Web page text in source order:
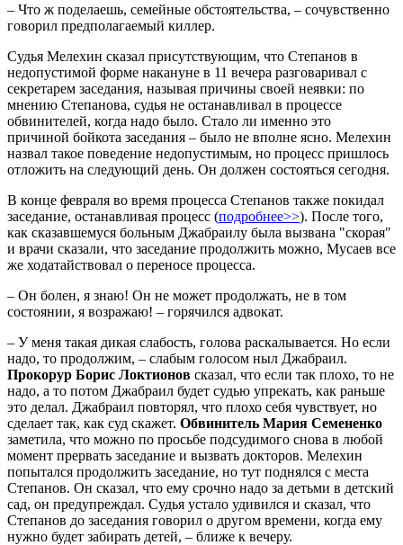
– Что ж поделаешь, семейные обстоятельства, – сочувственно
говорил предполагаемый киллер.
Судья Мелехин сказал присутствующим, что Степанов в
недопустимой форме накануне в 11 вечера разговаривал с
секретарем заседания, называя причины своей неявки: по
мнению Степанова, судья не останавливал в процессе
обвинителей, когда надо было. Стало ли именно это
причиной бойкота заседания – было не вполне ясно. Мелехин
назвал такое поведение недопустимым, но процесс пришлось
отложить на следующий день. Он должен состояться сегодня.
В конце февраля во время процесса Степанов также покидал
заседание, останавливая процесс (подробнее>>). После того,
как сказавшемуся больным Джабраилу была вызвана "скорая"
и врачи сказали, что заседание продолжить можно, Мусаев все
же ходатайствовал о переносе процесса.
– Он болен, я знаю! Он не может продолжать, не в том
состоянии, я возражаю! – горячился адвокат.
– У меня такая дикая слабость, голова раскалывается. Но если
надо, то продолжим, – слабым голосом ныл Джабраил.
Прокорур Борис Локтионов сказал, что если так плохо, то не
надо, а то потом Джабраил будет судью упрекать, как раньше
это делал. Джабраил повторял, что плохо себя чувствует, но
сделает так, как суд скажет. Обвинитель Мария Семененко
заметила, что можно по просьбе подсудимого снова в любой
момент прервать заседание и вызвать докторов. Мелехин
попытался продолжить заседание, но тут поднялся с места
Степанов. Он сказал, что ему срочно надо за детьми в детский
сад, он предупреждал. Судья устало удивился и сказал, что
Степанов до заседания говорил о другом времени, когда ему
нужно будет забирать детей, – ближе к вечеру.